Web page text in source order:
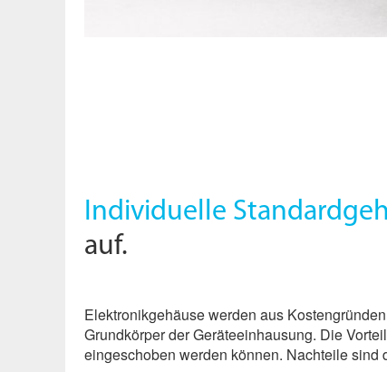
Individuelle
auf.
Elektronikgehäuse werden aus
Grundkörper der Geräteeinhausung. Die
eingeschoben werden können. Nachteile